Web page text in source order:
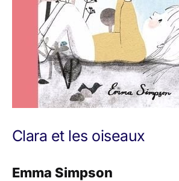
Clara et les oiseaux
Emma Simpson